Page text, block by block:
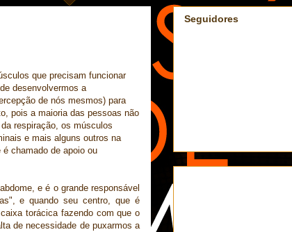
que precisam funcionar
desenvolvermos a
de nós mesmos) para
pois a maioria das pessoas não
respiração, os músculos
e mais alguns outros na
chamado de apoio ou
e é o grande responsável
e quando seu centro, que é
torácica fazendo com que o
de necessidade de puxarmos a
Seguidores